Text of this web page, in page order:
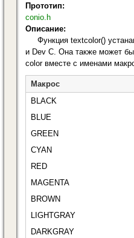
Прототип:
conio.h
Описание:
Функция textcolor()
и Dev C. Она также может
color вместе с именами
Макрос
BLACK
BLUE
GREEN
CYAN
RED
MAGENTA
BROWN
LIGHTGRAY
DARKGRAY